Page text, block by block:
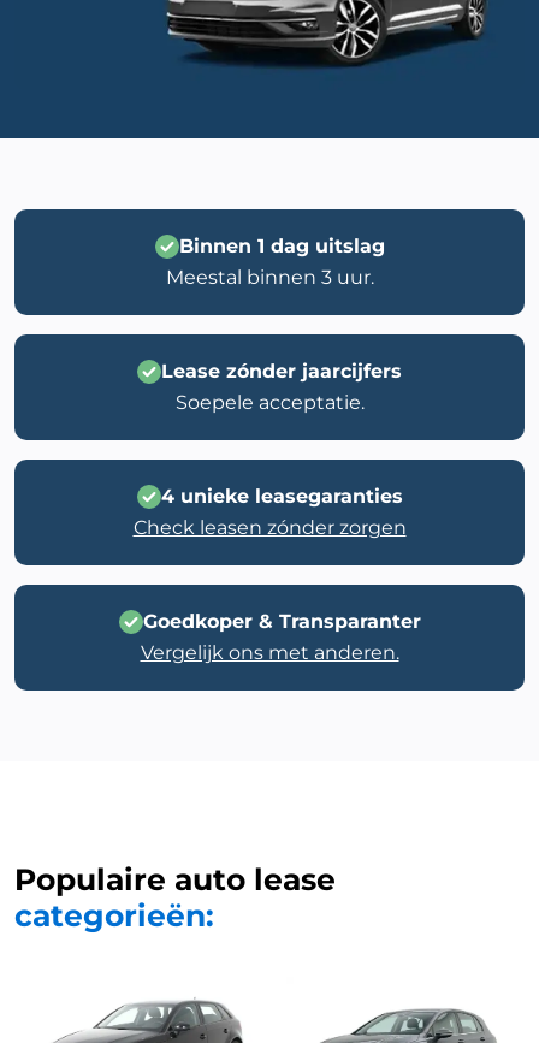
Binnen 1 dag uitslag
Meestal binnen 3 uur.
Lease zónder jaarcijfers
Soepele acceptatie.
4 unieke leasegaranties
Check leasen zónder zorgen
Goedkoper & Transparanter
Vergelijk ons met anderen.
Populaire auto lease
categorieën: